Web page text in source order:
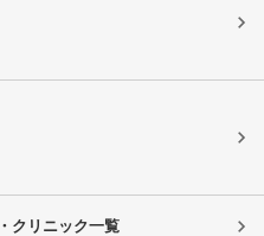
クリニック一覧